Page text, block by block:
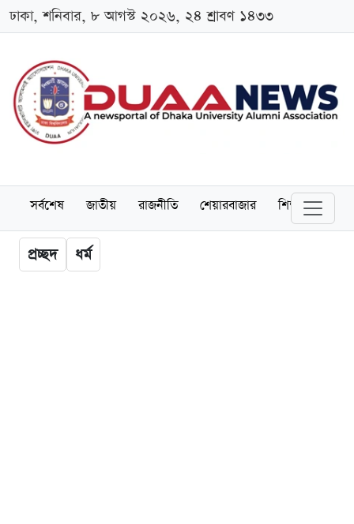
ঢাকা, শনিবার, ৮ আগস্ট ২০২৬, ২৪ শ্রাবণ ১৪৩৩
সর্বশেষ জাতীয় রাজনীতি শেয়ারবাজার শিক্ষা
প্রচ্ছদ ধর্ম